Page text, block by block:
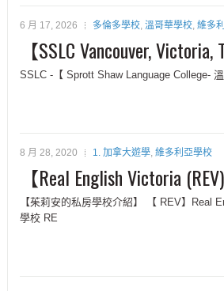
6 月 17, 2026 多倫多學校, 溫哥華學校, 維多
【SSLC Vancouver, Victoria,
SSLC -【 Sprott Shaw Language College-
8 月 28, 2020 1. 加拿大遊學, 維多利亞學校
【Real English Victoria (REV)
【茱莉安的私房學校介紹】 【 REV】Real
學校 RE